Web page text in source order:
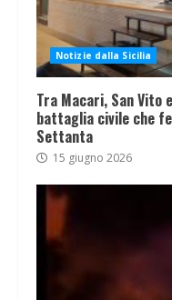
Notizie dalla Sicilia
Tra Macari, San Vito
battaglia civile che
Settanta
15 giugno 2026